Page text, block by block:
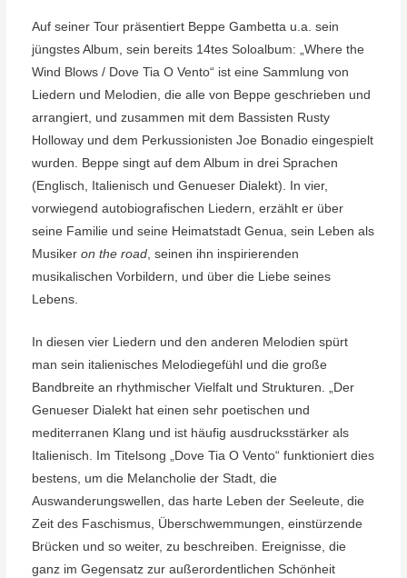
Auf seiner Tour präsentiert Beppe Gambetta u.a. sein
jüngstes Album, sein bereits 14tes Soloalbum: „Where the
Wind Blows / Dove Tia O Vento“ ist eine Sammlung von
Liedern und Melodien, die alle von Beppe geschrieben und
arrangiert, und zusammen mit dem Bassisten Rusty
Holloway und dem Perkussionisten Joe Bonadio eingespielt
wurden. Beppe singt auf dem Album in drei Sprachen
(Englisch, Italienisch und Genueser Dialekt). In vier,
vorwiegend autobiografischen Liedern, erzählt er über
seine Familie und seine Heimatstadt Genua, sein Leben als
Musiker on the road, seinen ihn inspirierenden
musikalischen Vorbildern, und über die Liebe seines
Lebens.
In diesen vier Liedern und den anderen Melodien spürt
man sein italienisches Melodiegefühl und die große
Bandbreite an rhythmischer Vielfalt und Strukturen. „Der
Genueser Dialekt hat einen sehr poetischen und
mediterranen Klang und ist häufig ausdrucksstärker als
Italienisch. Im Titelsong „Dove Tia O Vento“ funktioniert dies
bestens, um die Melancholie der Stadt, die
Auswanderungswellen, das harte Leben der Seeleute, die
Zeit des Faschismus, Überschwemmungen, einstürzende
Brücken und so weiter, zu beschreiben. Ereignisse, die
ganz im Gegensatz zur außerordentlichen Schönheit